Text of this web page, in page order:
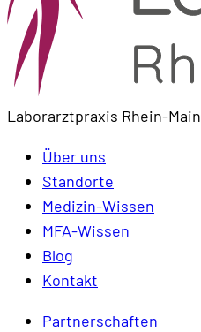
Laborarztpraxis Rhein-Main
Über uns
Standorte
Medizin-Wissen
MFA-Wissen
Blog
Kontakt
Partnerschaften